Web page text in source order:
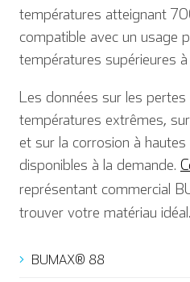
températures atteignant
compatible avec un usage
températures supérieures
Les données sur les
températures extrêmes,
et sur la corrosion à
disponibles à la demande.
représentant commercial
trouver votre matériau idéal.
BUMAX® 88